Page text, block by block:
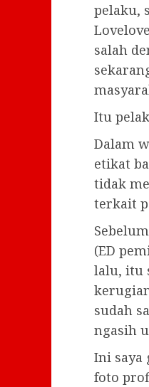
pelaku,
salah
Itu
Dalam
etikat
tidak
terkait
(ED
lalu, itu
sudah
ngasih
Ini saya
foto